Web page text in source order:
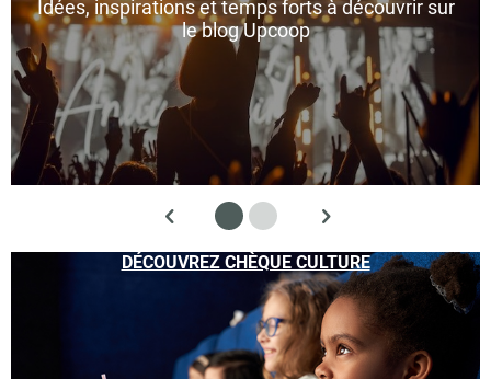
Idées, inspirations et temps forts à découvrir sur
le blog Upcoop
DÉCOUVREZ CHÈQUE CULTURE